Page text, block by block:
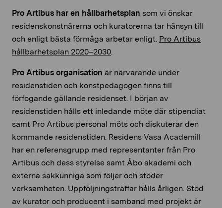
Pro Artibus har en hållbarhetsplan som vi önskar
residenskonstnärerna och kuratorerna tar hänsyn till
och enligt bästa förmåga arbetar enligt. Pro Artibus
hållbarhetsplan 2020–2030.
Pro Artibus organisation är närvarande under
residenstiden och konstpedagogen finns till
förfogande gällande residenset. I början av
residenstiden hålls ett inledande möte där stipendiat
samt Pro Artibus personal möts och diskuterar den
kommande residenstiden. Residens Vasa Academill
har en referensgrupp med representanter från Pro
Artibus och dess styrelse samt Åbo akademi och
externa sakkunniga som följer och stöder
verksamheten. Uppföljningsträffar hålls årligen. Stöd
av kurator och producent i samband med projekt är